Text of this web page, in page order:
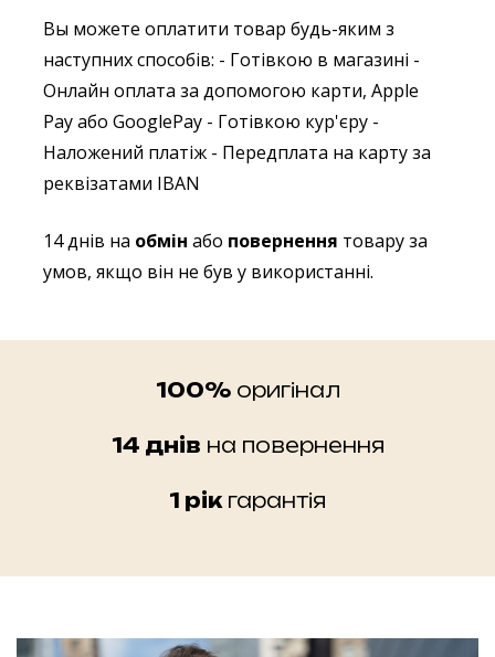
Вы можете оплатити товар будь-яким з
наступних способів: - Готівкою в магазині -
Онлайн оплата за допомогою карти, Apple
Pay або GooglePay - Готівкою кур'єру -
Наложений платіж - Передплата на карту за
реквізатами IBAN
14 днів на обмін або повернення товару за
умов, якщо він не був у використанні.
100%оригінал
14 днів на повернення
1 рік гарантія